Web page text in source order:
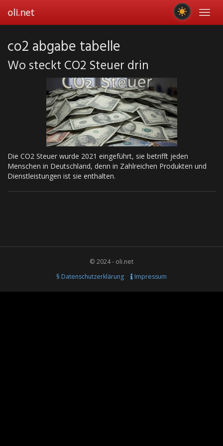
main
oli.net
co2 abgabe tabelle
Wo steckt CO2 Steuer drin
Die CO2 Steuer wurde 2021 eingeführt, sie betrifft jeden
Menschen in Deutschland, denn in Zahlreichen Produkten und
Dienstleistungen ist sie enthalten.
© 2024 - oli.net
§ Datenschutzerklärung
Impressum